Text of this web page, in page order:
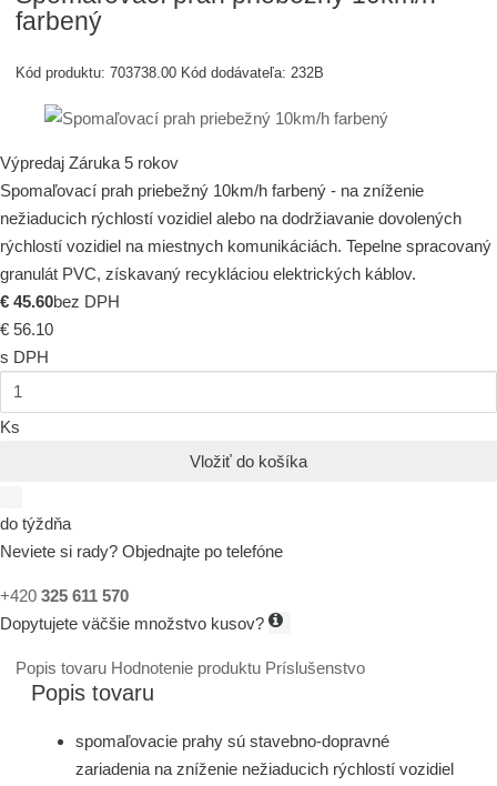
farbený
Kód produktu: 703738.00 Kód dodávateľa:232B
Výpredaj Záruka 5 rokov
Spomaľovací prah priebežný 10km/h farbený - na zníženie
nežiaducich rýchlostí vozidiel alebo na dodržiavanie dovolených
rýchlostí vozidiel na miestnych komunikáciách. Tepelne spracovaný
granulát PVC, získavaný recykláciou elektrických káblov.
€ 45.60bez DPH
€ 56.10
s DPH
Ks
Vložiť do košíka
do týždňa
Neviete si rady? Objednajte po telefóne
+420 325 611 570
Dopytujete väčšie množstvo kusov?
Popis tovaru Hodnotenie produktu Príslušenstvo
Popis tovaru
spomaľovacie prahy sú stavebno-dopravné
zariadenia na zníženie nežiaducich rýchlostí vozidiel